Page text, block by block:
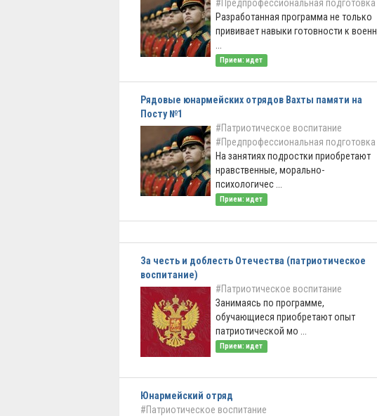
#Предпрофессиональная подготовка
Разработанная программа не только
прививает навыки готовности к военн
Прием: идет
Рядовые юнармейских отрядов Вахты памяти на
Посту №1
#Патриотическое воспитание
#Предпрофессиональная подготовка
На занятиях подростки приобретают
нравственные, морально-
психологичес ...
Прием: идет
За честь и доблесть Отечества (патриотическое
воспитание)
#Патриотическое воспитание
Занимаясь по программе,
обучающиеся приобретают опыт
патриотической мо ...
Прием: идет
Юнармейский отряд
#Патриотическое воспитание